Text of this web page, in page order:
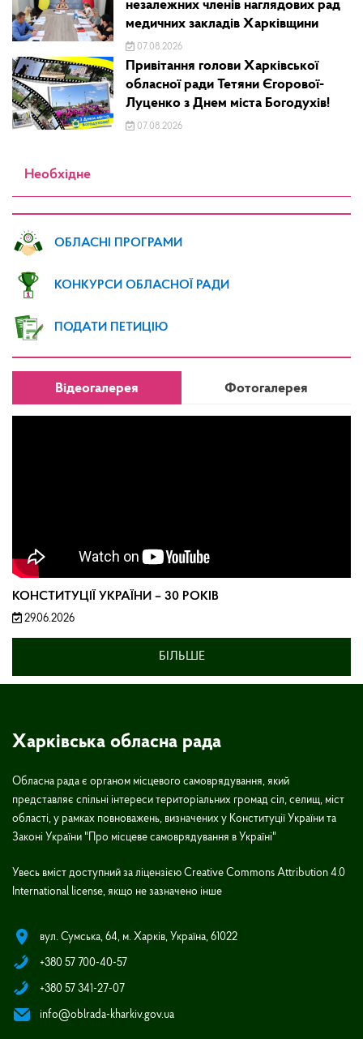
незалежних членів наглядових рад
медичних закладів Харківщини
07.08.2026
Привітання голови Харківської
обласної ради Тетяни Єгорової-
Луценко з Днем міста Богодухів!
07.08.2026
Необхідне
ОБЛАСНІ ПРОГРАМИ
КОНКУРСИ ОБЛАСНОЇ РАДИ
ПОДАТИ ПЕТИЦІЮ
Відеогалерея Фотогалерея
КОНСТИТУЦІЇ УКРАЇНИ – 30 РОКІВ
29.06.2026
БІЛЬШЕ
Харківська обласна рада
Обласна рада є органом місцевого самоврядування, який
представляє спільні інтереси територіальних громад сіл, селищ, міст
області, у рамках повноважень, визначених у Конституції України та
Законі України "Про місцеве самоврядування в Україні"
Увесь вміст доступний за ліцензією Creative Commons Attribution 4.0
International license, якщо не зазначено інше
вул. Сумська, 64, м. Харків, Україна, 61022
+380 57 700-40-57
+380 57 341-27-07
info@oblrada-kharkiv.gov.ua